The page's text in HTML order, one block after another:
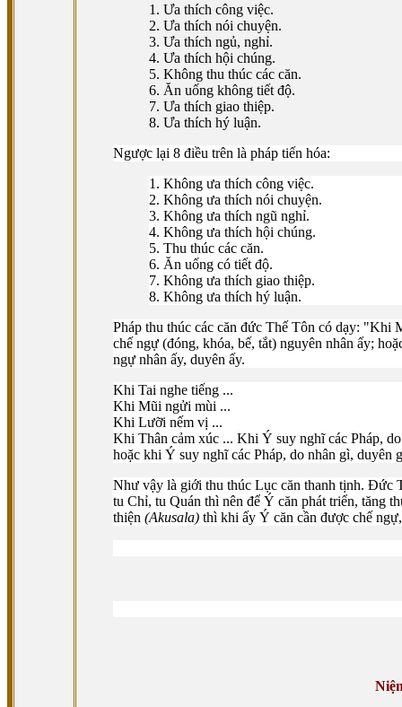
1. Ưa thích công việc.
2. Ưa thích nói chuyện.
3. Ưa thích ngủ, nghỉ.
4. Ưa thích hội chúng.
5. Không thu thúc các căn.
6. Ăn uống không tiết độ.
7. Ưa thích giao thiệp.
8. Ưa thích hý luận.
Ngược lại 8 điều trên là pháp tiến hóa:
1. Không ưa thích công việc.
2. Không ưa thích nói chuyện.
3. Không ưa thích ngũ nghỉ.
4. Không ưa thích hội chúng.
5. Thu thúc các căn.
6. Ăn uống có tiết độ.
7. Không ưa thích giao thiệp.
8. Không ưa thích hý luận.
Pháp thu thúc các căn đức Thế Tôn có dạy: "Khi
chế ngự (đóng, khóa, bế, tắt) nguyên nhân ấy;
ngự nhân ấy, duyên ấy.
Khi Tai nghe tiếng ...
Khi Mũi ngửi mùi ...
Khi Lưỡi nếm vị ...
Khi Thân cảm xúc ... Khi Ý suy nghĩ các Pháp,
hoặc khi Ý suy nghĩ các Pháp, do nhân gì, duyên
Như vậy là giới thu thúc Lục căn thanh tịnh. Ðức
tu Chỉ, tu Quán thì nên để Ý căn phát triển, tăng
thiện (Akusala) thì khi ấy Ý căn cần được chế